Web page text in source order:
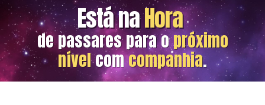
Está naHora
de passares para opróximo
nívelcomcompanhia.